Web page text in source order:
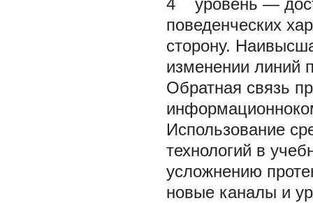
4 уровень —
поведенческих
сторону.
изменении линий
Обратная связь
Использование
технологий в
усложнению
новые каналы и